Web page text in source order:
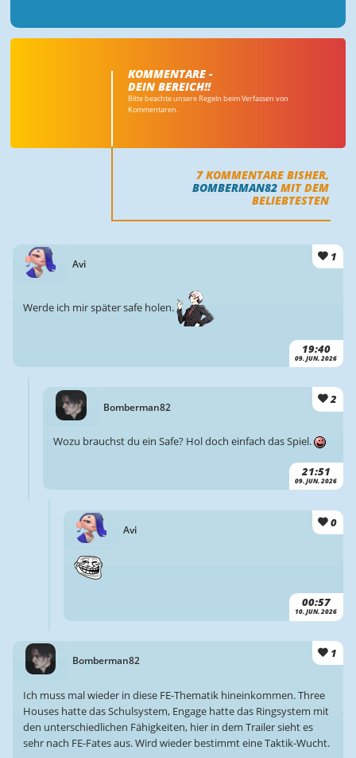
KOMMENTARE -
DEIN BEREICH!!
Bitte beachte unsere Regeln beim Verfassen von
Kommentaren.
7KOMMENTARE BISHER,
BOMBERMAN82 MIT DEM
BELIEBTESTEN
Avi
1
19:40
09. JUN. 2026
Werde ich mir später safe holen.
Bomberman82
2
21:51
09. JUN. 2026
Wozu brauchst du ein Safe? Hol doch einfach das Spiel.
Avi
0
00:57
10. JUN. 2026
Bomberman82
1
Ich muss mal wieder in diese FE-Thematik hineinkommen. Three
Houses hatte das Schulsystem, Engage hatte das Ringsystem mit
den unterschiedlichen Fähigkeiten, hier in dem Trailer sieht es
sehr nach FE-Fates aus. Wird wieder bestimmt eine Taktik-Wucht.